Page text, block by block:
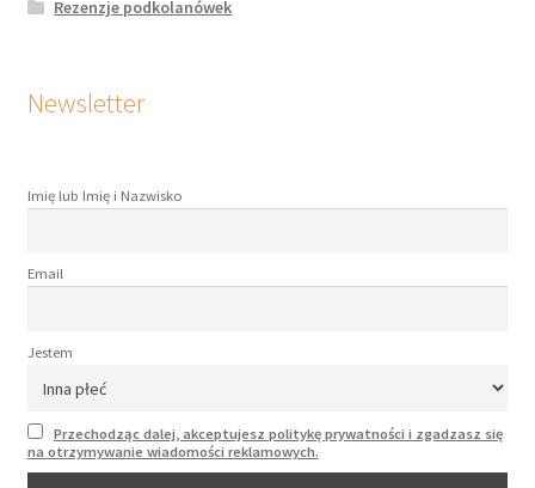
Rezenzje podkolanówek
Newsletter
Imię lub Imię i Nazwisko
Email
Jestem
Przechodząc dalej, akceptujesz politykę prywatności i zgadzasz się
na otrzymywanie wiadomości reklamowych.